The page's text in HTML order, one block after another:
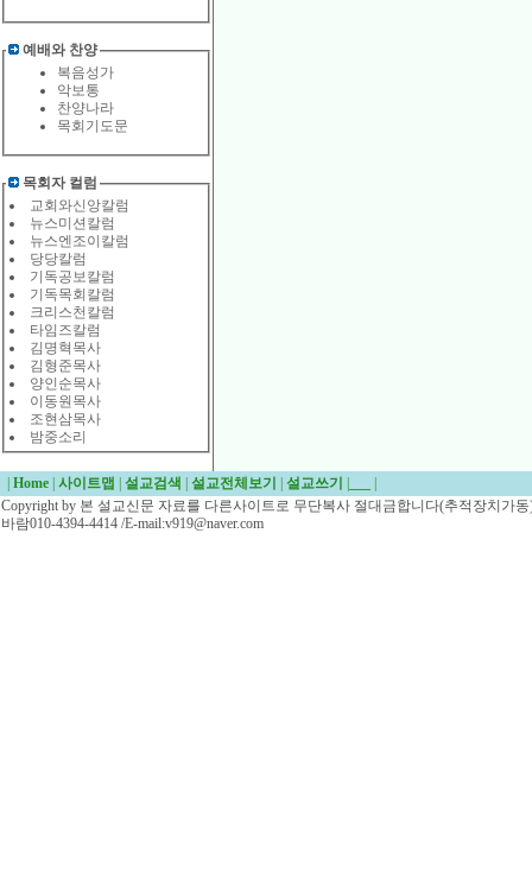
예배와 찬양
복음성가
악보통
찬양나라
목회기도문
목회자 컬럼
교회와신앙칼럼
뉴스미션칼럼
뉴스엔조이칼럼
당당칼럼
기독공보칼럼
기독목회칼럼
크리스천칼럼
타임즈칼럼
김명혁목사
김형준목사
양인순목사
이동원목사
조현삼목사
밤중소리
Home 사이트맵 설교검색 설교전체보기 설교쓰기
Copyright by 본 설교신문 자료를 다른사이트로 무단복사 절대금합니다(추적장치가
바람010-4394-4414 /E-mail:v919@naver.com